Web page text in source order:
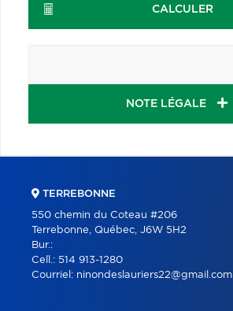
CALCULER
NOTE LÉGALE
TERREBONNE
550 chemin du Coteau #206
Terrebonne, Québec, J6W 5H2
Bur.:
Cell.: 514 913-1280
Courriel: ninondeslauriers22@gmail.com